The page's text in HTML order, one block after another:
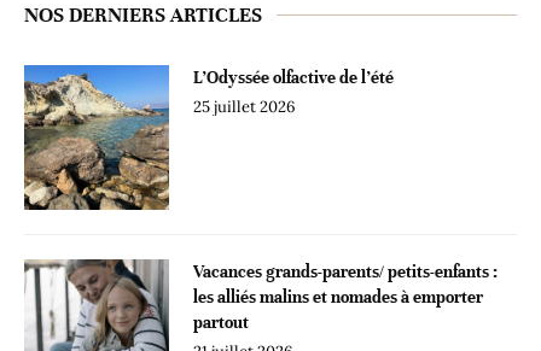
NOS DERNIERS ARTICLES
L’Odyssée olfactive de l’été
25 juillet 2026
Vacances grands-parents/ petits-enfants :
les alliés malins et nomades à emporter
partout